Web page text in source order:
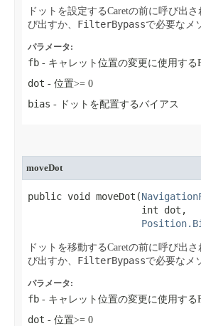
ドットを設定するCaretの前に呼び出さ
び出すか、 FilterBypassで必要なメ
パラメータ:
fb - キャレット位置の変更に使用する
dot - 位置>= 0
bias - ドットを配置するバイアス
moveDot
public void moveDot​(
                    int dot,
ドットを移動するCaretの前に呼び出さ
び出すか、 FilterBypassで必要なメ
パラメータ:
fb - キャレット位置の変更に使用する
dot - 位置>= 0